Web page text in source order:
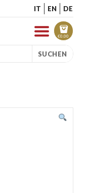
IT EN DE
€0.00
SUCHEN